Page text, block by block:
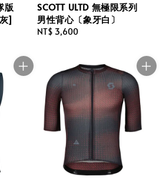
版
]
SCOTT ULTD 無極限系列
男性背心〔象牙白〕
Regular
NT$ 3,600